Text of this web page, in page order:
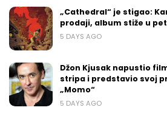
„Cathedral“ je stigao:
prodaji, album stiže u
5 DAYS AGO
Džon Kjusak napustio
stripa i predstavio svoj
„Momo“
5 DAYS AGO